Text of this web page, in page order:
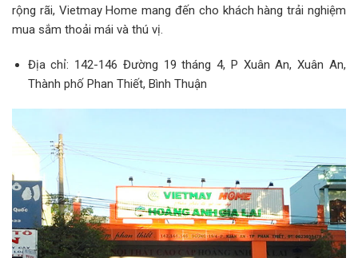
rộng rãi, Vietmay Home mang đến cho khách hàng trải nghiệm
mua sắm thoải mái và thú vị.
Địa chỉ: 142-146 Đường 19 tháng 4, P Xuân An, Xuân An,
Thành phố Phan Thiết, Bình Thuận